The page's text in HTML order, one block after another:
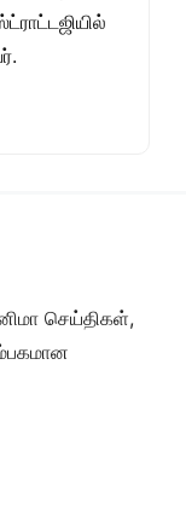
செய்திகள்,